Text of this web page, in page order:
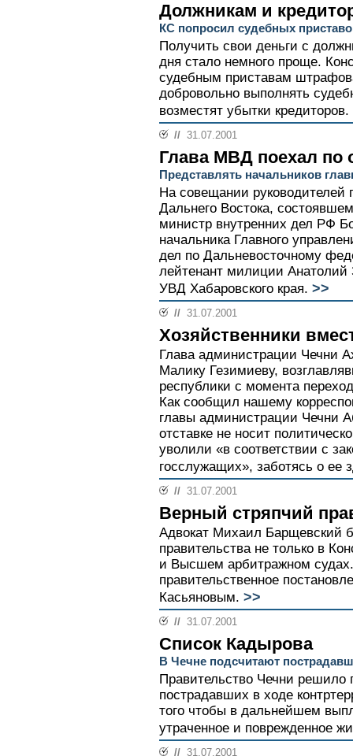
Должникам и
КС попросил судебных
Получить свои деньги с
дня стало немного проще.
судебным приставам
добровольно выполнять
возместят убытки кредиторов.
// 31.07.2001
Глава МВД поехал по
Представлять начальников
На совещании руководителей
Дальнего Востока,
министр внутренних дел РФ
начальника Главного
дел по Дальневосточному
лейтенант милиции Анатолий
УВД Хабаровского края. >>
// 31.07.2001
Хозяйственники
Глава администрации Чечни
Малику Гезимиеву,
республики с момента
Как сообщил нашему
главы администрации Чечни
отставке не носит
уволили «в соответствии с
госслужащих», заботясь о ее
// 31.07.2001
Верный стряпчий
Адвокат Михаил Барщевский
правительства не только в
и Высшем арбитражном
правительственное
Касьяновым. >>
// 31.07.2001
Список Кадырова
В Чечне подсчитают
Правительство Чечни решило
пострадавших в ходе
того чтобы в дальнейшем
утраченное и поврежденное
// 31.07.2001